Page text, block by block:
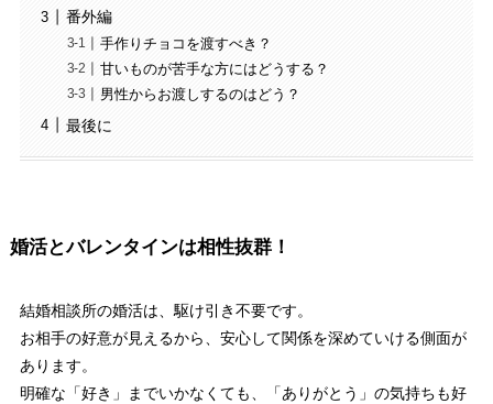
番外編
手作りチョコを渡すべき？
甘いものが苦手な方にはどうする？
男性からお渡しするのはどう？
最後に
婚活とバレンタインは相性抜群！
結婚相談所の婚活は、駆け引き不要です。
お相手の好意が見えるから、安心して関係を深めていける側面が
あります。
明確な「好き」までいかなくても、「ありがとう」の気持ちも好